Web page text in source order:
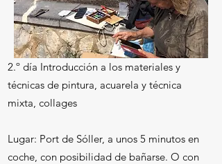
2.º día Introducción a los materiales y
técnicas de pintura, acuarela y técnica
mixta, collages
​Lugar: Port de Sóller, a unos 5 minutos en
coche, con posibilidad de bañarse. O con